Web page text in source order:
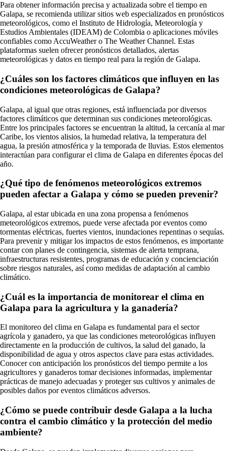
Para obtener información precisa y actualizada sobre el tiempo en
Galapa, se recomienda utilizar sitios web especializados en pronósticos
meteorológicos, como el Instituto de Hidrología, Meteorología y
Estudios Ambientales (IDEAM) de Colombia o aplicaciones móviles
confiables como AccuWeather o The Weather Channel. Estas
plataformas suelen ofrecer pronósticos detallados, alertas
meteorológicas y datos en tiempo real para la región de Galapa.
¿Cuáles son los factores climáticos que influyen en las
condiciones meteorológicas de Galapa?
Galapa, al igual que otras regiones, está influenciada por diversos
factores climáticos que determinan sus condiciones meteorológicas.
Entre los principales factores se encuentran la altitud, la cercanía al mar
Caribe, los vientos alisios, la humedad relativa, la temperatura del
agua, la presión atmosférica y la temporada de lluvias. Estos elementos
interactúan para configurar el clima de Galapa en diferentes épocas del
año.
¿Qué tipo de fenómenos meteorológicos extremos
pueden afectar a Galapa y cómo se pueden prevenir?
Galapa, al estar ubicada en una zona propensa a fenómenos
meteorológicos extremos, puede verse afectada por eventos como
tormentas eléctricas, fuertes vientos, inundaciones repentinas o sequías.
Para prevenir y mitigar los impactos de estos fenómenos, es importante
contar con planes de contingencia, sistemas de alerta temprana,
infraestructuras resistentes, programas de educación y concienciación
sobre riesgos naturales, así como medidas de adaptación al cambio
climático.
¿Cuál es la importancia de monitorear el clima en
Galapa para la agricultura y la ganadería?
El monitoreo del clima en Galapa es fundamental para el sector
agrícola y ganadero, ya que las condiciones meteorológicas influyen
directamente en la producción de cultivos, la salud del ganado, la
disponibilidad de agua y otros aspectos clave para estas actividades.
Conocer con anticipación los pronósticos del tiempo permite a los
agricultores y ganaderos tomar decisiones informadas, implementar
prácticas de manejo adecuadas y proteger sus cultivos y animales de
posibles daños por eventos climáticos adversos.
¿Cómo se puede contribuir desde Galapa a la lucha
contra el cambio climático y la protección del medio
ambiente?